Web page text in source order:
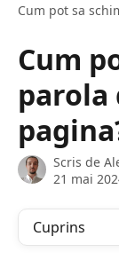
Cum pot sa
Cum
parola
Scris de
21 mai
Cuprins